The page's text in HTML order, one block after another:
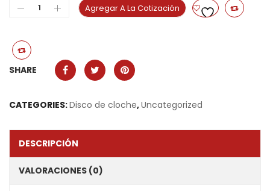
Agregar A La Cotización
SHARE
CATEGORIES:Disco de cloche,Uncategorized
DESCRIPCIÓN
VALORACIONES (0)